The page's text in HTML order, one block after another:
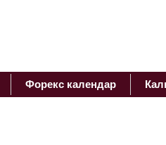
Форекс календар